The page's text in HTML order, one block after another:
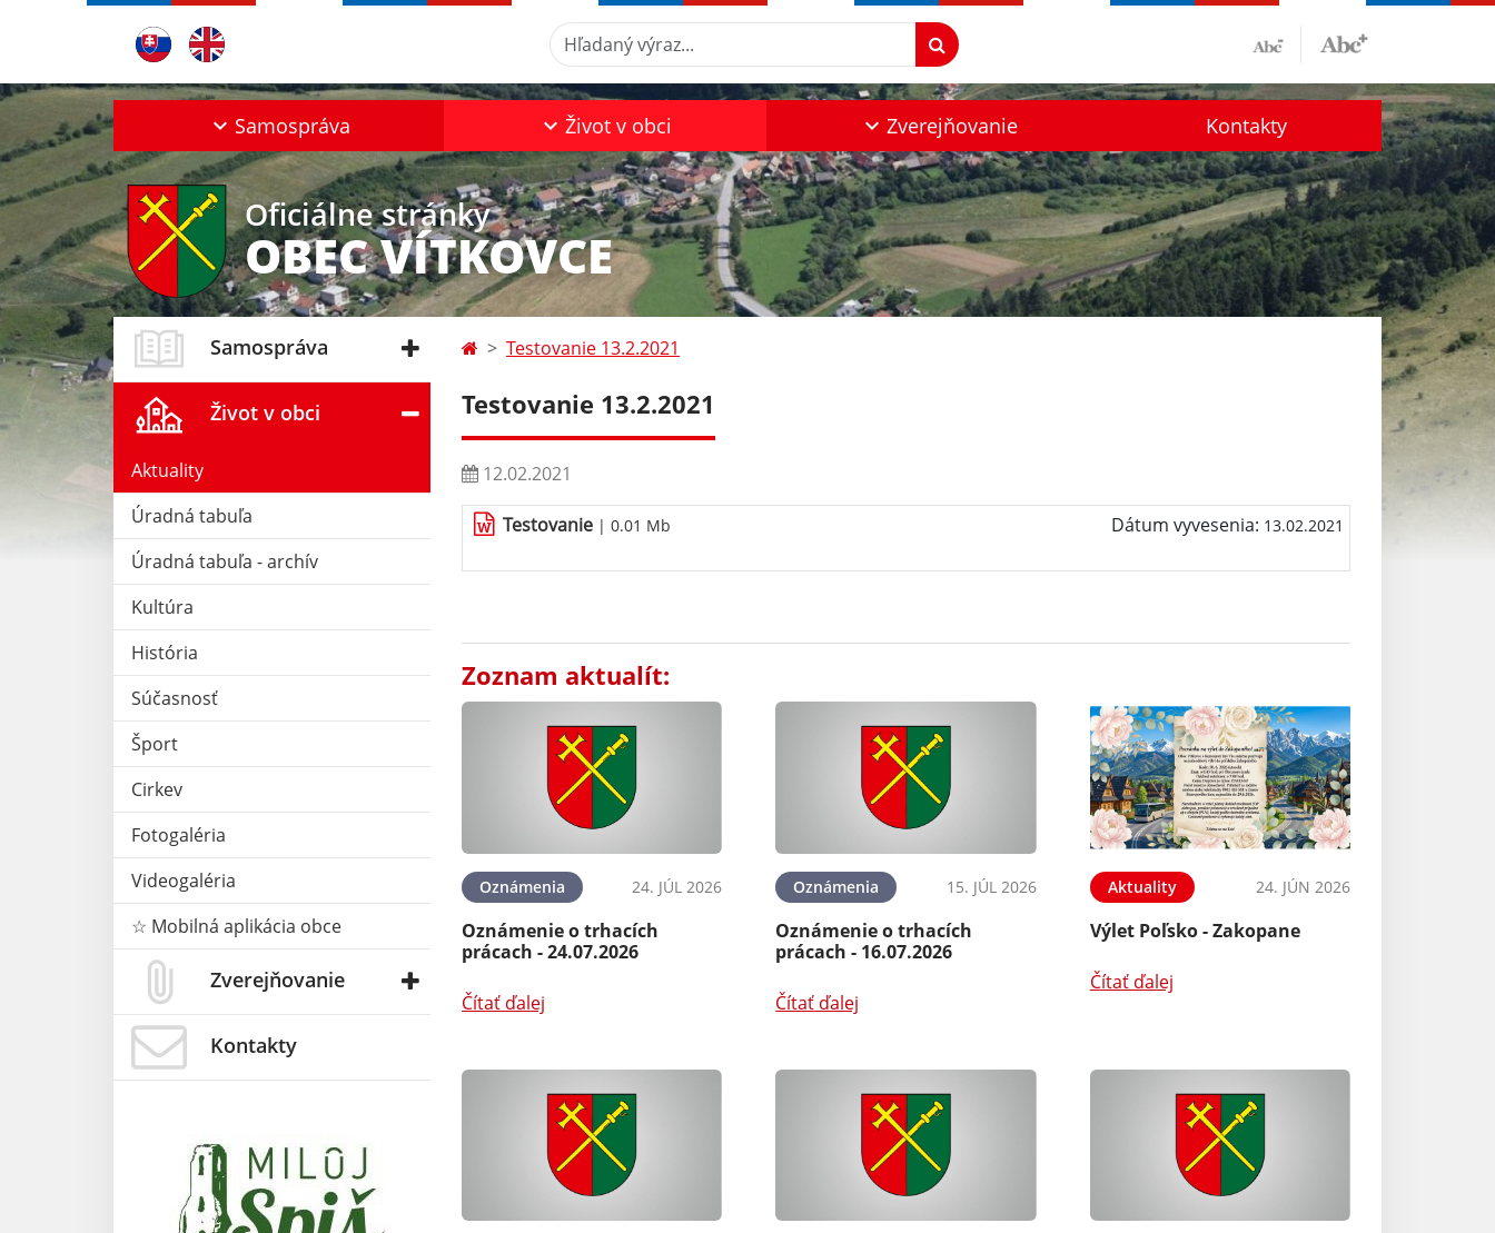
Hľadaný výraz...
Samospráva Život v obci Zverejňovanie Kontakty
Oficiálne stránky
OBEC VÍTKOVCE
Samospráva
Život v obci
Aktuality
Úradná tabuľa
Úradná tabuľa - archív
Kultúra
História
Súčasnosť
Šport
Cirkev
Fotogaléria
Videogaléria
☆ Mobilná aplikácia obce
Zverejňovanie
Kontakty
Testovanie 13.2.2021
Testovanie 13.2.2021
12.02.2021
Testovanie | 0.01 Mb Dátum vyvesenia: 13.02.2021
Zoznam aktualít:
Oznámenia 24. JÚL 2026
Oznámenie o trhacích
prácach - 24.07.2026
Čítať ďalej
Oznámenia 15. JÚL 2026
Oznámenie o trhacích
prácach - 16.07.2026
Čítať ďalej
Aktuality 24. JÚN 2026
Výlet Poľsko - Zakopane
Čítať ďalej